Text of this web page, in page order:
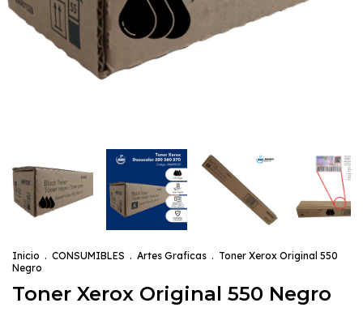
Inicio . CONSUMIBLES . Artes Graficas . Toner Xerox Original 550
Negro
Toner Xerox Original 550 Negro